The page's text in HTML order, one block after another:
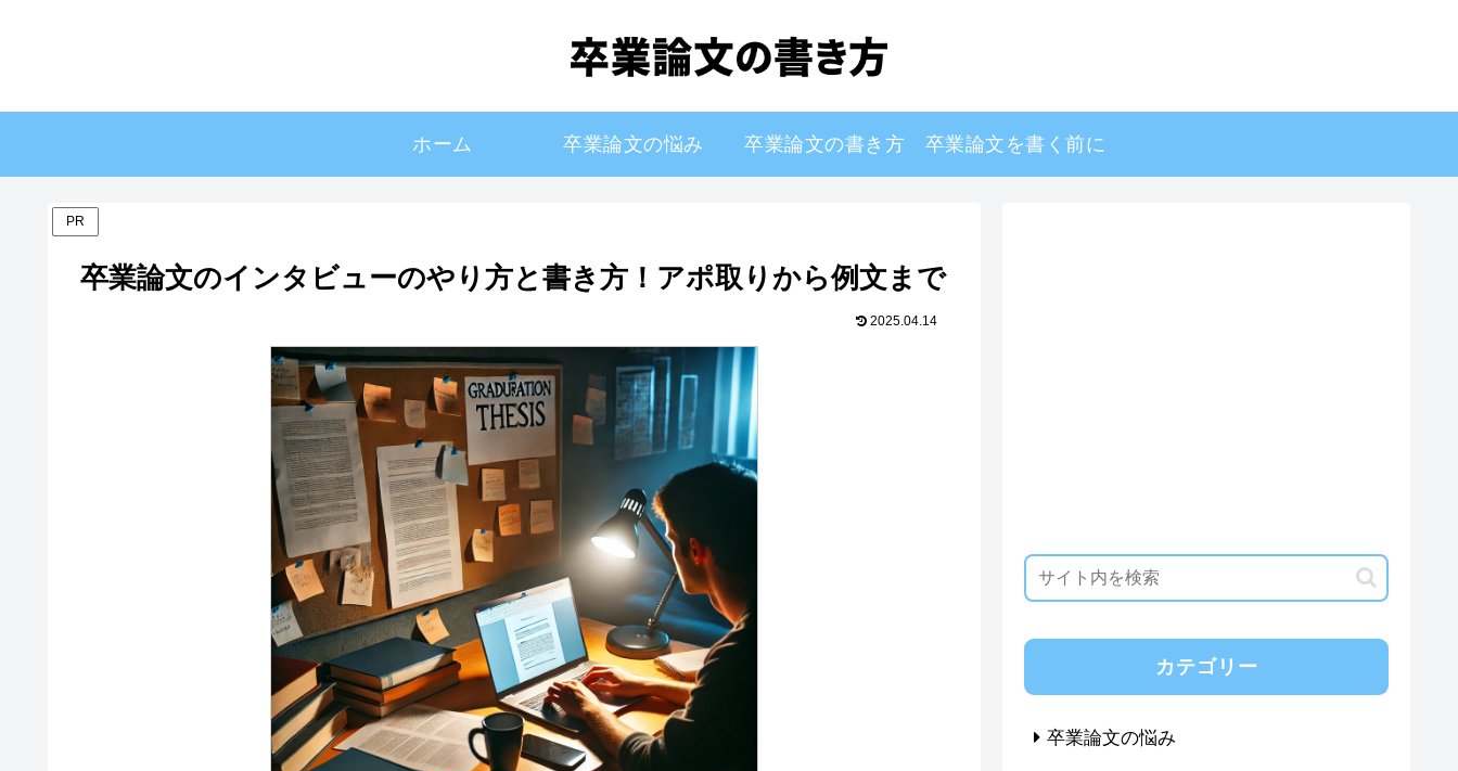
ホーム 卒業論文の悩み 卒業論文の書き方 卒業論文を書く前に
PR
卒業論文のインタビューのやり方と書き方！アポ取りから例文まで
2025.04.14
カテゴリー
卒業論文の悩み